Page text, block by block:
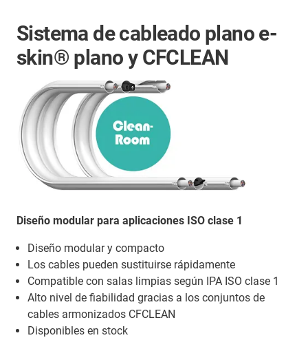
Sistema de cableado plano e-
skin® plano y CFCLEAN
Diseño modular para aplicaciones ISO clase 1
Diseño modular y compacto
Los cables pueden sustituirse rápidamente
Compatible con salas limpias según IPA ISO clase 1
Alto nivel de fiabilidad gracias a los conjuntos de
cables armonizados CFCLEAN
Disponibles en stock